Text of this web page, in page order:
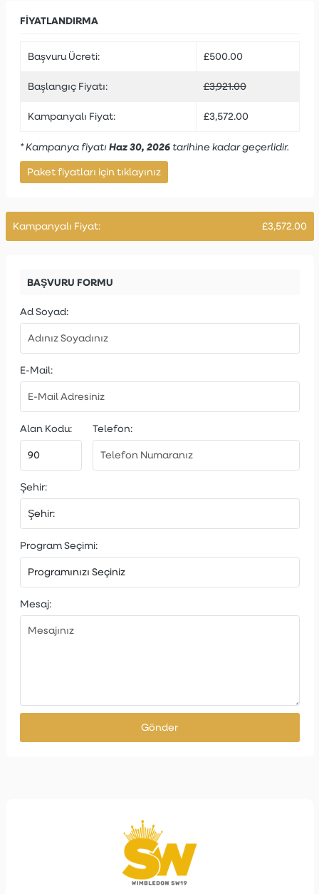
FIYATLANDIRMA
Başvuru Ücreti: £500.00
Başlangıç Fiyatı: £3,921.00
Kampanyalı Fiyat: £3,572.00
* Kampanya fiyatıHaz 30, 2026tarihine kadar geçerlidir.
Paket fiyatları için tıklayınız
Kampanyalı Fiyat: £3,572.00
BAŞVURU FORMU
Ad Soyad:
E-Mail:
Alan Kodu: Telefon:
Şehir:
Program Seçimi:
Mesaj:
Gönder